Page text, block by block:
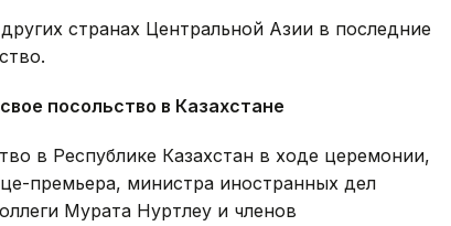
странах Центральной Азии в последние
посольство в Казахстане
в Республике Казахстан в ходе церемонии,
премьера, министра иностранных дел
Мурата Нуртлеу и членов